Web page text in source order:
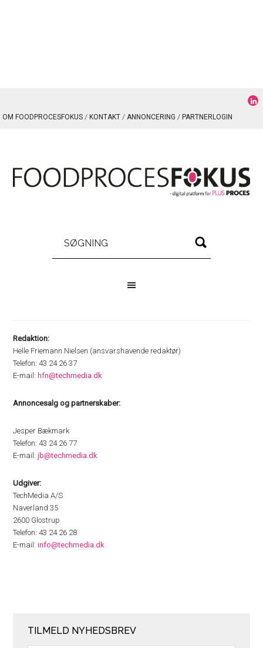
OM FOODPROCESFOKUS KONTAKT ANNONCERING PARTNERLOGIN
Redaktion:
Helle Friemann Nielsen (ansvarshavende redaktør)
Telefon: 43 24 26 37
E-mail: hfn@techmedia.dk
Annoncesalg og partnerskaber:
Jesper Bækmark
Telefon: 43 24 26 77
E-mail:jb@techmedia.dk
Udgiver:
TechMedia A/S
Naverland 35
2600 Glostrup
Telefon: 43 24 26 28
E-mail:info@techmedia.dk
TILMELD NYHEDSBREV